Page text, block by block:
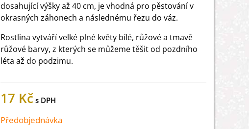
dosahující výšky až 40 cm, je vhodná pro pěstování v
okrasných záhonech a následnému řezu do váz.
Rostlina vytváří velké plné květy bílé, růžové a tmavě
růžové barvy, z kterých se můžeme těšit od pozdního
léta až do podzimu.
17 Kč
Předobjednávka